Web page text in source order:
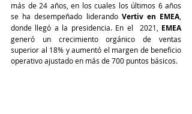
más de 24 años, en los cuales los últimos 6 años
se ha desempeñado liderando Vertiv en EMEA
donde llegó a la presidencia. En el  2021, EMEA
generó un crecimiento orgánico de ventas
superior al 18% y aumentó el margen de beneficio
operativo ajustado en más de 700 puntos básicos.